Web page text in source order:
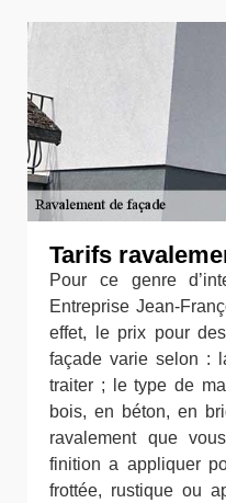
Tarifs
Pour ce genre
Entreprise Jean-
effet, le prix pour
façade varie selon :
traiter ; le type de
bois, en béton, en
ravalement que
finition a appliquer
frottée, rustique ou